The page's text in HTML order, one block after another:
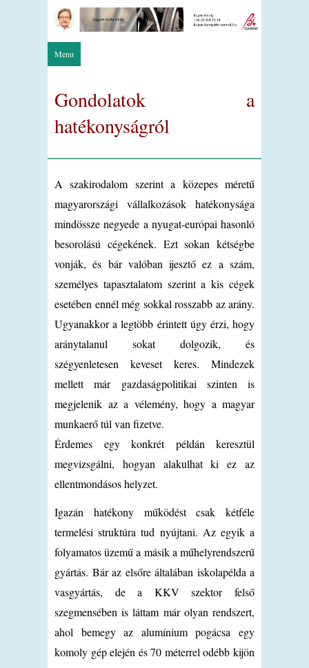
Menu
Gondolatok a
hatékonyságról
A szakirodalom szerint a közepes méretű
magyarországi vállalkozások hatékonysága
mindössze negyede a nyugat-európai hasonló
besorolású cégekének. Ezt sokan kétségbe
vonják, és bár valóban ijesztő ez a szám,
személyes tapasztalatom szerint a kis cégek
esetében ennél még sokkal rosszabb az arány.
Ugyanakkor a legtöbb érintett úgy érzi, hogy
aránytalanul sokat dolgozik, és
szégyenletesen keveset keres. Mindezek
mellett már gazdaságpolitikai szinten is
megjelenik az a vélemény, hogy a magyar
munkaerő túl van fizetve.
Érdemes egy konkrét példán keresztül
megvizsgálni, hogyan alakulhat ki ez az
ellentmondásos helyzet.
Igazán hatékony működést csak kétféle
termelési struktúra tud nyújtani. Az egyik a
folyamatos üzemű a másik a műhelyrendszerű
gyártás. Bár az elsőre általában iskolapélda a
vasgyártás, de a KKV szektor felső
szegmensében is láttam már olyan rendszert,
ahol bemegy az alumínium pogácsa egy
komoly gép elején és 70 méterrel odébb kijön